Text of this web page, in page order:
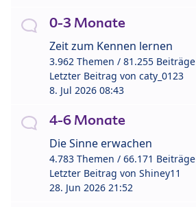
0-3 Monate
Zeit zum Kennen lernen
3.962 Themen / 81.255 Beiträge
Letzter Beitrag von caty_0123
8. Jul 2026 08:43
4-6 Monate
Die Sinne erwachen
4.783 Themen / 66.171 Beiträge
Letzter Beitrag von Shiney11
28. Jun 2026 21:52